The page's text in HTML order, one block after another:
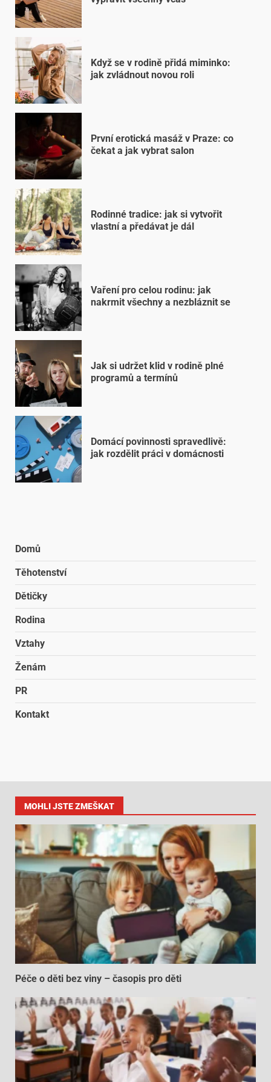
Když se v rodině přidá miminko:
jak zvládnout novou roli
První erotická masáž v Praze: co
čekat a jak vybrat salon
Rodinné tradice: jak si vytvořit
vlastní a předávat je dál
Vaření pro celou rodinu: jak
nakrmit všechny a nezbláznit se
Jak si udržet klid v rodině plné
programů a termínů
Domácí povinnosti spravedlivě:
jak rozdělit práci v domácnosti
Domů
Těhotenství
Dětičky
Rodina
Vztahy
Ženám
PR
Kontakt
MOHLI JSTE ZMEŠKAT
Péče o děti bez viny – časopis pro děti